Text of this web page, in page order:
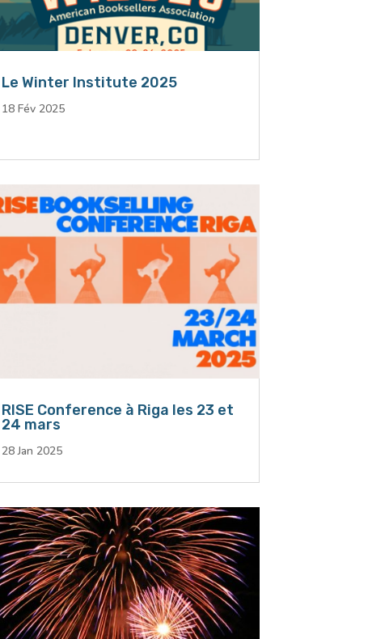
Le Winter Institute 2025
18 Fév 2025
RISE Conference à Riga les 23 et
24 mars
28 Jan 2025